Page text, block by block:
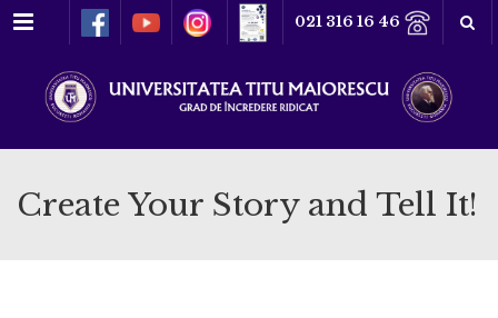
Meniu 021 316 16 46
Create Your Story and Tell It!